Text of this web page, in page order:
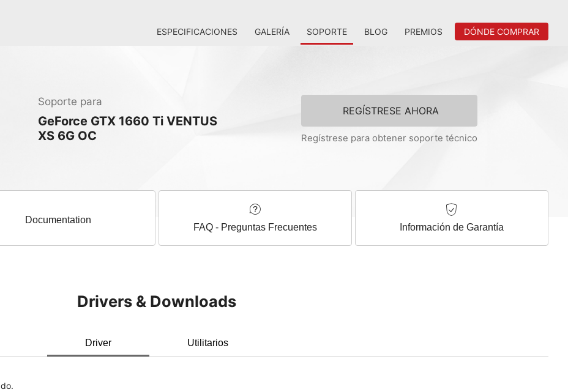
ESPECIFICACIONES GALERÍA SOPORTE BLOG PREMIOS DÓNDE COMPRAR
Soporte para
GeForce GTX 1660 Ti VENTUS
XS 6G OC
REGÍSTRESE AHORA
Regístrese para obtener soporte técnico
Documentation
FAQ - Preguntas Frecuentes Información de Garantía
Drivers & Downloads
Driver Utilitarios